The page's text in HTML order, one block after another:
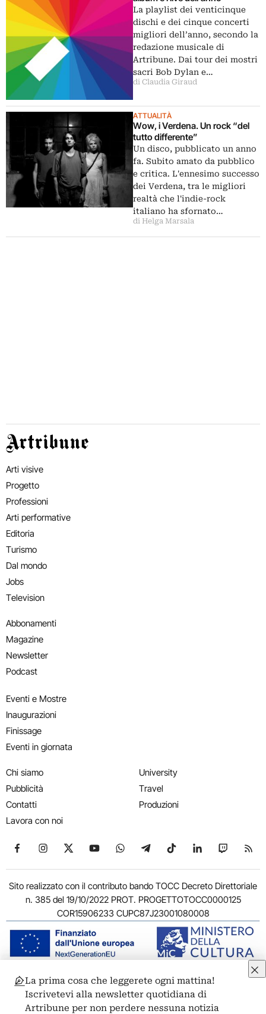
La playlist dei venticinque
dischi e dei cinque concerti
migliori dell’anno, secondo la
redazione musicale di
Artribune. Dai tour dei mostri
sacri Bob Dylan e…
di Claudia Giraud
ATTUALITÀ
Wow, i Verdena. Un rock “del
tutto differente”
Un disco, pubblicato un anno
fa. Subito amato da pubblico
e critica. L'ennesimo successo
dei Verdena, tra le migliori
realtà che l'indie-rock
italiano ha sfornato…
di Helga Marsala
Artribune
Arti visive
Progetto
Professioni
Arti performative
Editoria
Turismo
Dal mondo
Jobs
Television
Abbonamenti
Magazine
Newsletter
Podcast
Eventi e Mostre
Inaugurazioni
Finissage
Eventi in giornata
Chi siamo
Pubblicità
Contatti
Lavora con noi
University
Travel
Produzioni
Seguici su Facebook
Seguici su Instagram
Seguici su X
Seguici su YouTube
Seguici su WhatsApp
Seguici su Telegram
Seguici su TikTok
Seguici su
Seguici
Sito realizzato con il contributo bando TOCC Decreto Direttoriale
n. 385 del 19/10/2022 PROT. PROGETTOTOCC0000125
COR15906233 CUPC87J23001080008
© 2011-2026 ARTRIBUNE srl – Corso Vittorio Emanuele II, 287 –
00186 Roma - P.I. 11381581005
Privacy: Responsabile della protezione dei dati personali
La prima cosa che leggerete ogni mattina!
Iscrivetevi alla newsletter quotidiana di
Artribune per non perdere nessuna notizia